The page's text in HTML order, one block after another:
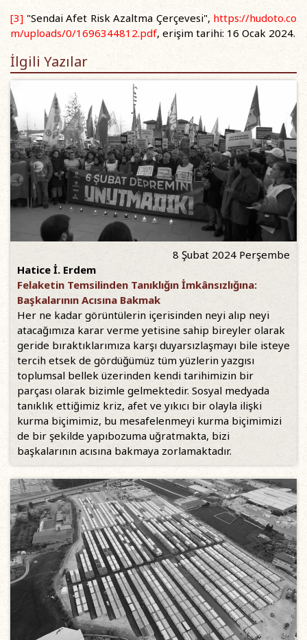
[3] "Sendai Afet Risk Azaltma Çerçevesi", https://hudoto.co
m/uploads/0/1696344812.pdf, erişim tarihi: 16 Ocak 2024.
İlgili Yazılar
8 Şubat 2024 Perşembe
Hatice İ. Erdem
Felaketin Temsilinden Tanıklığın İmkânsızlığına:
Başkalarının Acısına Bakmak
Her ne kadar görüntülerin içerisinden neyi alıp neyi
atacağımıza karar verme yetisine sahip bireyler olarak
geride bıraktıklarımıza karşı duyarsızlaşmayı bile isteye
tercih etsek de gördüğümüz tüm yüzlerin yazgısı
toplumsal bellek üzerinden kendi tarihimizin bir
parçası olarak bizimle gelmektedir. Sosyal medyada
tanıklık ettiğimiz kriz, afet ve yıkıcı bir olayla ilişki
kurma biçimimiz, bu mesafelenmeyi kurma biçimimizi
de bir şekilde yapıbozuma uğratmakta, bizi
başkalarının acısına bakmaya zorlamaktadır.